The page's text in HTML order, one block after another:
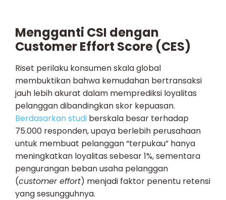
Mengganti CSI dengan
Customer Effort Score (CES)
Riset perilaku konsumen skala global
membuktikan bahwa kemudahan bertransaksi
jauh lebih akurat dalam memprediksi loyalitas
pelanggan dibandingkan skor kepuasan.
Berdasarkan studi berskala besar terhadap
75.000 responden, upaya berlebih perusahaan
untuk membuat pelanggan “terpukau” hanya
meningkatkan loyalitas sebesar 1%, sementara
pengurangan beban usaha pelanggan
(customer effort) menjadi faktor penentu retensi
yang sesungguhnya.